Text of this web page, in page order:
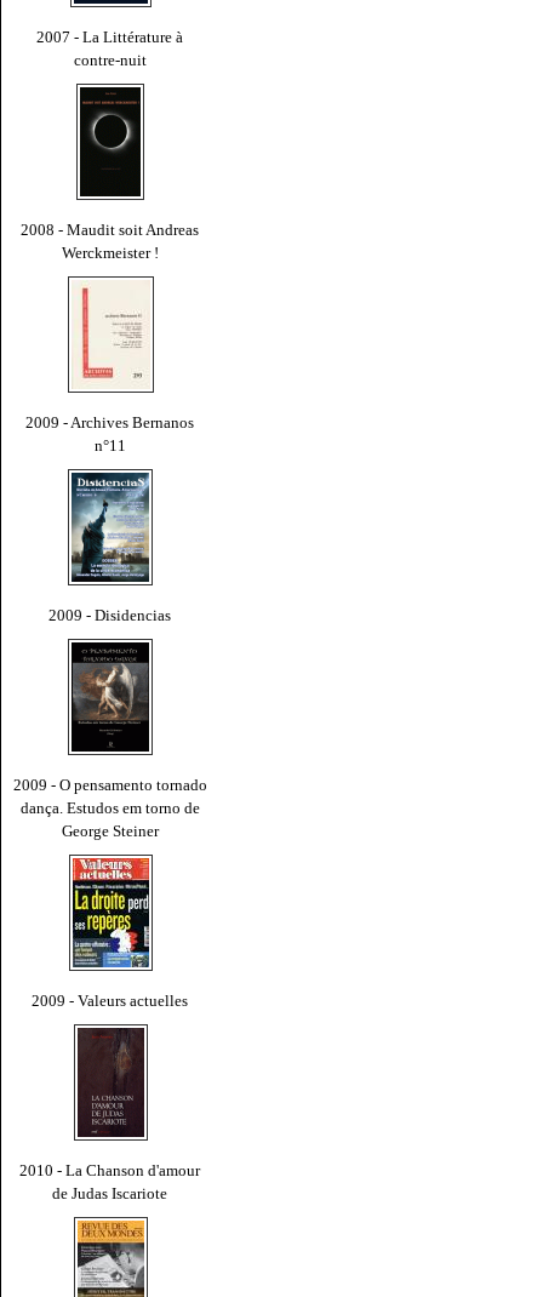
2007 - La Littérature à
contre-nuit
2008 - Maudit soit Andreas
Werckmeister !
2009 - Archives Bernanos
n°11
2009 - Disidencias
2009 - O pensamento tornado
dança. Estudos em torno de
George Steiner
2009 - Valeurs actuelles
2010 - La Chanson d'amour
de Judas Iscariote